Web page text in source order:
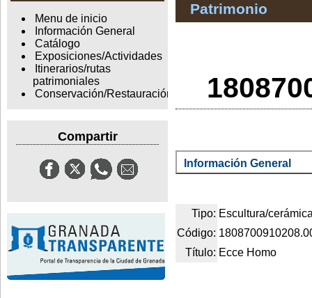
Menu de inicio
Información General
Catálogo
Exposiciones/Actividades
Itinerarios/rutas
patrimoniales
Conservación/Restauración
Compartir
Patrimonio
Información General
Tipo: Escultura/
Código:
Título: Ecce Homo